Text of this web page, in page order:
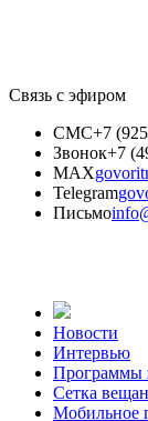
Связь с эфиром
СМС+7
Звонок+7
MAX
Telegram
Письмо
Новости
Интервью
Программы
Сетка
Мобильное